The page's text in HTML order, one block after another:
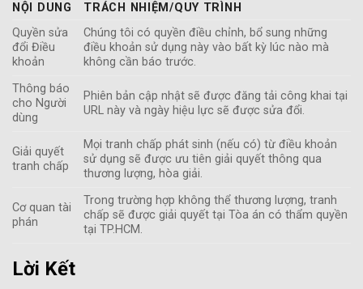
NỘI DUNG
TRÁCH NHIỆM/QUY TRÌNH
Quyền sửa
đổi Điều
khoản
Chúng tôi có quyền điều chỉnh, bổ sung những
điều khoản sử dụng này vào bất kỳ lúc nào mà
không cần báo trước.
Thông báo
cho Người
dùng
Phiên bản cập nhật sẽ được đăng tải công khai tại
URL này và ngày hiệu lực sẽ được sửa đổi.
Giải quyết
tranh chấp
Mọi tranh chấp phát sinh (nếu có) từ điều khoản
sử dụng sẽ được ưu tiên giải quyết thông qua
thương lượng, hòa giải.
Cơ quan tài
phán
Trong trường hợp không thể thương lượng, tranh
chấp sẽ được giải quyết tại Tòa án có thẩm quyền
tại TP.HCM.
Lời Kết